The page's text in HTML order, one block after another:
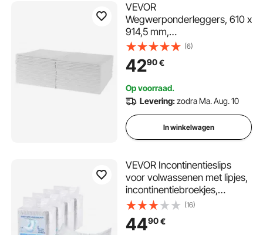
VEVOR
Wegwerponderleggers, 610 x
914,5 mm,
Incontinentieonderleggers,
Absorberende Chux-
onderleggers met 5-laags
en matras, Onderlegger voor
huisdieren, volwassenen,
kinderen en senioren (70
stuks)
(6)
4290€
Op voorraad.
Levering:zodra Ma. Aug. 10
In winkelwagen
VEVOR Incontinentieslips
voor volwassenen met lipjes,
incontinentiebroekjes,
wegwerpluiers met lekvrije
3D-bescherming rondom en
vochtindicator - maat L, 40
(16)
4490€